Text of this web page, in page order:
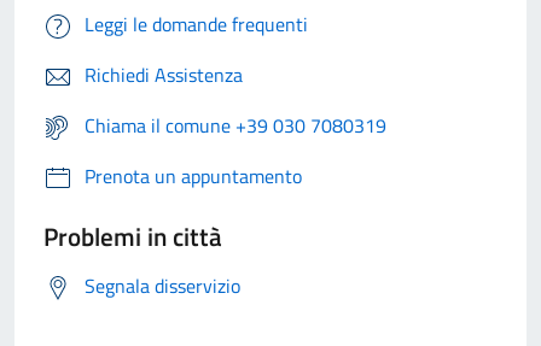
Leggi le domande frequenti
Richiedi Assistenza
Chiama il comune +39 030 7080319
Prenota un appuntamento
Problemi in città
Segnala disservizio